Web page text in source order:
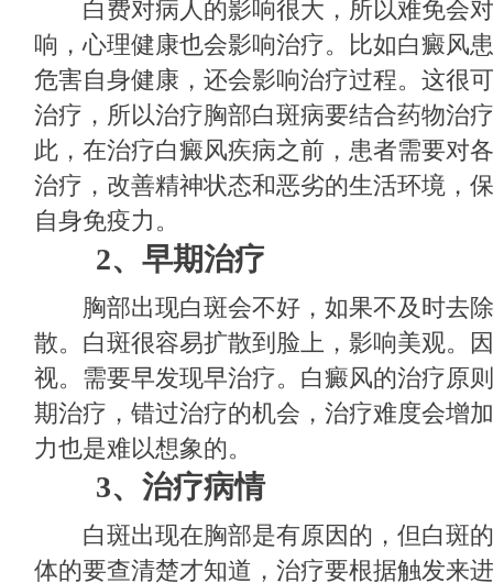
白费对病人的影响很大，所以难免会对
响，心理健康也会影响治疗。比如白癜风
危害自身健康，还会影响治疗过程。这很
治疗，所以治疗胸部白斑病要结合药物治
此，在治疗白癜风疾病之前，患者需要对
治疗，改善精神状态和恶劣的生活环境，
自身免疫力。
2、早期治疗
胸部出现白斑会不好，如果不及时去除
散。白斑很容易扩散到脸上，影响美观。
视。需要早发现早治疗。白癜风的治疗原
期治疗，错过治疗的机会，治疗难度会增
力也是难以想象的。
3、治疗病情
白斑出现在胸部是有原因的，但白斑的
体的要查清楚才知道，治疗要根据触发来